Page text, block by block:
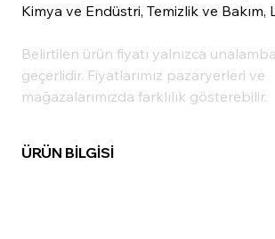
Kimya ve Endüstri, Temizlik ve
Belirtilen ürün fiyatı yalnızca
geçerlidir. Fiyatlarımız pazaryerleri ve
mağazalarımızda farklılık gösterebilir.
ÜRÜN BİLGİSİ